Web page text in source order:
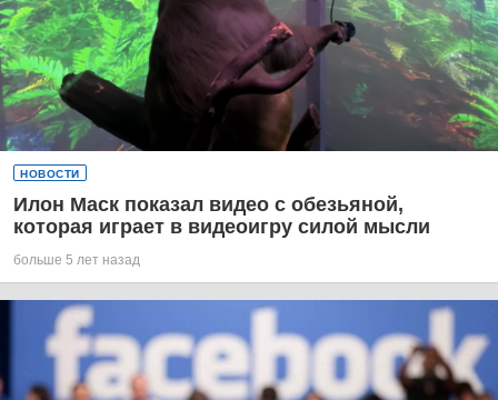
НОВОСТИ
Илон Маск показал видео с обезьяной,
которая играет в видеоигру силой мысли
больше 5 лет назад